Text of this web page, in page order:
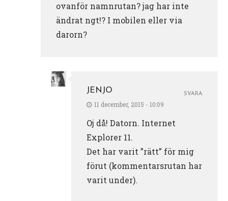
ovanför namnrutan? jag har inte
ändrat ngt!? I mobilen eller via
darorn?
JENJO
11 december, 2015 - 10:09
Oj då! Datorn. Internet
Explorer 11.
Det har varit ”rätt” för mig
förut (kommentarsrutan har
varit under).
SVARA